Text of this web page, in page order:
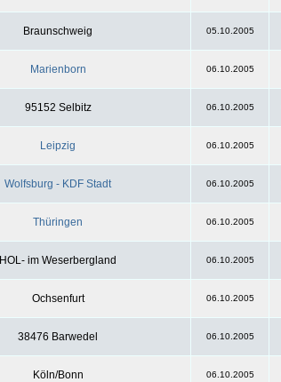
Braunschweig 05.10.2005
Marienborn 06.10.2005
95152 Selbitz 06.10.2005
Leipzig 06.10.2005
Wolfsburg - KDF Stadt 06.10.2005
Thüringen 06.10.2005
HOL- im Weserbergland 06.10.2005
Ochsenfurt 06.10.2005
38476 Barwedel 06.10.2005
Köln/Bonn 06.10.2005